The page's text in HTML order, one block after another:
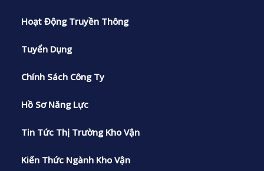
Hoạt Động Truyền Thông
Tuyển Dụng
Chính Sách Công Ty
Hồ Sơ Năng Lực
Tin Tức Thị Trường Kho Vận
Kiến Thức Ngành Kho Vận